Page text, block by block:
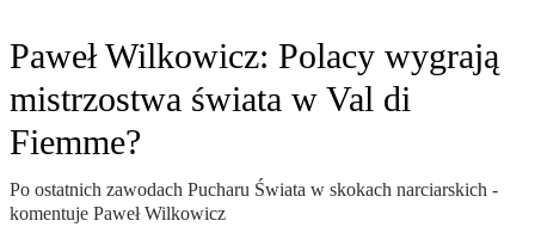
Paweł Wilkowicz: Polacy wygrają
mistrzostwa świata w Val di
Fiemme?
Po ostatnich zawodach Pucharu Świata w skokach narciarskich -
komentuje Paweł Wilkowicz